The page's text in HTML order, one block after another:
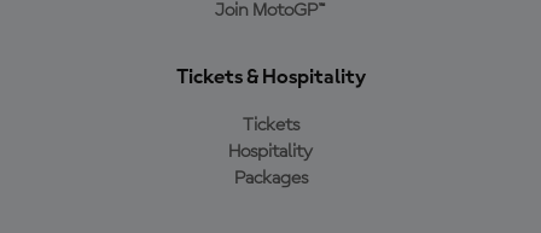
Join MotoGP™
Tickets & Hospitality
Tickets
Hospitality
Packages